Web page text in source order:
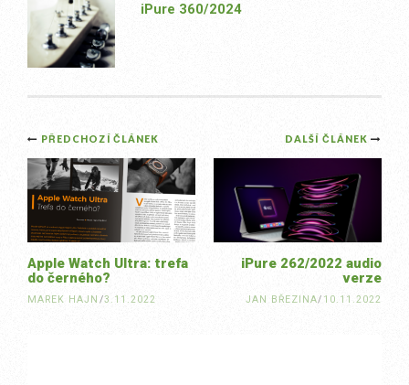
iPure 360/2024
Post
navigation
DALŠÍ ČLÁNEK
iPure 262/2022 audio
verze
JAN BŘEZINA/ 10.11.2022
PŘEDCHOZÍ ČLÁNEK
Apple Watch Ultra: trefa
do černého?
MAREK HAJN /3.11.2022